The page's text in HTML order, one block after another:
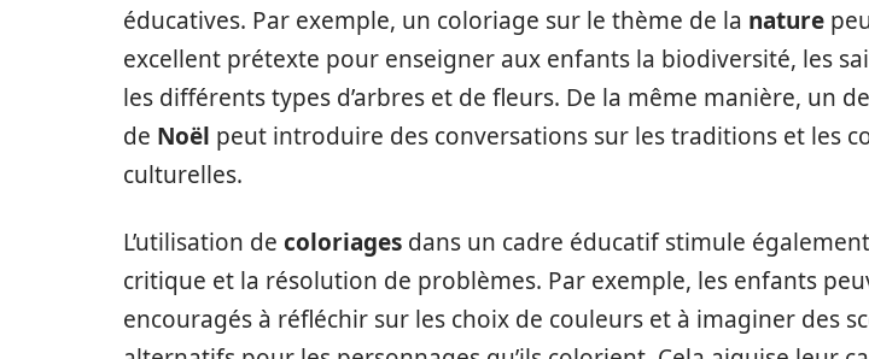
éducatives. Par exemple, un coloriage sur le thème de la nature
excellent prétexte pour enseigner aux enfants la biodiversité, les
les différents types d’arbres et de fleurs. De la même manière, un
de Noël peut introduire des conversations sur les traditions et les
culturelles.
L’utilisation de coloriages dans un cadre éducatif stimule
critique et la résolution de problèmes. Par exemple, les enfants
encouragés à réfléchir sur les choix de couleurs et à imaginer des